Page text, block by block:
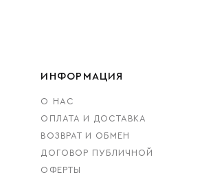
ИНФОРМАЦИЯ
О НАС
ОПЛАТА И ДОСТАВКА
ВОЗВРАТ И ОБМЕН
ДОГОВОР ПУБЛИЧНОЙ
ОФЕРТЫ